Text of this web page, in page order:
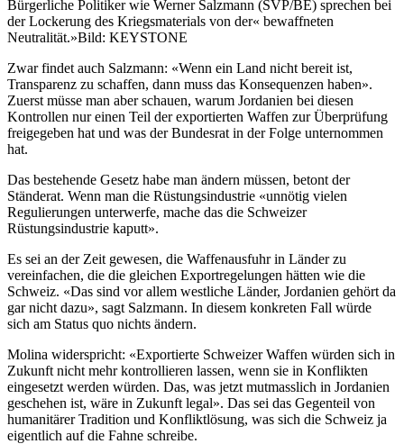
Bürgerliche Politiker wie Werner Salzmann (SVP/BE) sprechen bei
der Lockerung des Kriegsmaterials von der« bewaffneten
Neutralität.»Bild: KEYSTONE
Zwar findet auch Salzmann: «Wenn ein Land nicht bereit ist,
Transparenz zu schaffen, dann muss das Konsequenzen haben».
Zuerst müsse man aber schauen, warum Jordanien bei diesen
Kontrollen nur einen Teil der exportierten Waffen zur Überprüfung
freigegeben hat und was der Bundesrat in der Folge unternommen
hat.
Das bestehende Gesetz habe man ändern müssen, betont der
Ständerat. Wenn man die Rüstungsindustrie «unnötig vielen
Regulierungen unterwerfe, mache das die Schweizer
Rüstungsindustrie kaputt».
Es sei an der Zeit gewesen, die Waffenausfuhr in Länder zu
vereinfachen, die die gleichen Exportregelungen hätten wie die
Schweiz. «Das sind vor allem westliche Länder, Jordanien gehört da
gar nicht dazu», sagt Salzmann. In diesem konkreten Fall würde
sich am Status quo nichts ändern.
Molina widerspricht: «Exportierte Schweizer Waffen würden sich in
Zukunft nicht mehr kontrollieren lassen, wenn sie in Konflikten
eingesetzt werden würden. Das, was jetzt mutmasslich in Jordanien
geschehen ist, wäre in Zukunft legal». Das sei das Gegenteil von
humanitärer Tradition und Konfliktlösung, was sich die Schweiz ja
eigentlich auf die Fahne schreibe.